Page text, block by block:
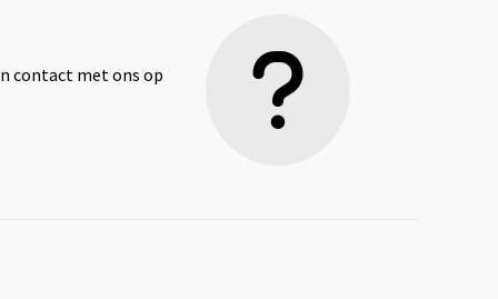
contact met ons op